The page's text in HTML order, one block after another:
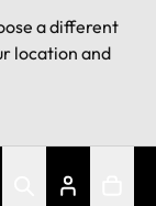
a different
location and